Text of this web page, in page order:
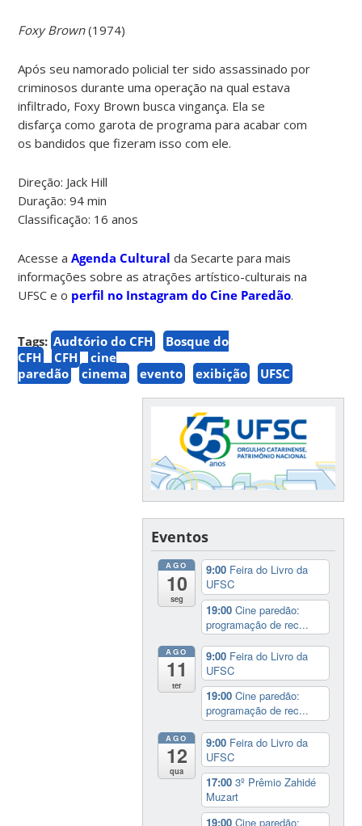
Foxy Brown(1974)
Após seu namorado policial ter sido assassinado por
criminosos durante uma operação na qual estava
infiltrado, Foxy Brown busca vingança. Ela se
disfarça como garota de programa para acabar com
os bandidos que fizeram isso com ele.
Direção: Jack Hill
Duração: 94 min
Classificação: 16 anos
Acesse aAgenda Cultural da Secarte para mais
informações sobre as atrações artístico-culturais na
UFSC e o perfil no Instagram do Cine Paredão.
Tags: Audtório do CFH
Bosque do
CFH
CFH
cine
paredão
cinema evento exibição UFSC
Eventos
AGO
10
seg
9:00 Feira do Livro da
UFSC
19:00Cine paredão:
programação de rec...
AGO
11
ter
9:00 Feira do Livro da
UFSC
19:00Cine paredão:
programação de rec...
AGO
12
qua
9:00 Feira do Livro da
UFSC
17:003º Prêmio Zahidé
Muzart
19:00Cine paredão: